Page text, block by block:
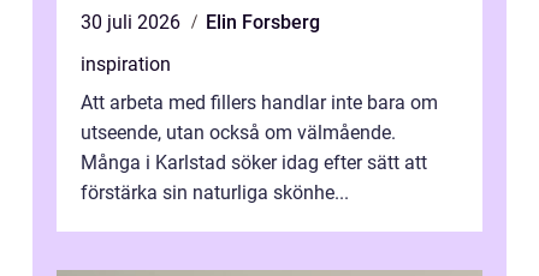
30 juli 2026
Elin Forsberg
inspiration
Att arbeta med fillers handlar inte bara om
utseende, utan också om välmående.
Många i Karlstad söker idag efter sätt att
förstärka sin naturliga skönhe...